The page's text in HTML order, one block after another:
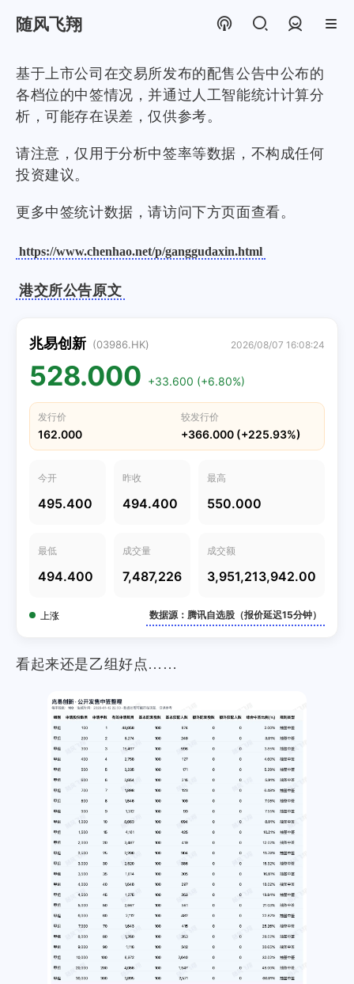
随风飞翔
基于上市公司在交易所发布的配售公告中公布的
各档位的中签情况，并通过人工智能统计计算分
析，可能存在误差，仅供参考。
请注意，仅用于分析中签率等数据，不构成任何
投资建议。
更多中签统计数据，请访问下方页面查看。
https://www.chenhao.net/p/ganggudaxin.html
港交所公告原文
兆易创新 (03986.HK) 2026/08/07 16:08:24
528.000 +33.600 (+6.80%)
发行价
162.000
较发行价
+366.000 (+225.93%)
今开
495.400
昨收
494.400
最高
550.000
最低
494.400
成交量
7,487,226
成交额
3,951,213,942.00
上涨 数据源：腾讯自选股（报价延迟15分钟）
看起来还是乙组好点……